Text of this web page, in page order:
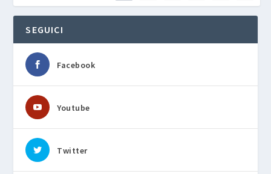
SEGUICI
Facebook
Youtube
Twitter